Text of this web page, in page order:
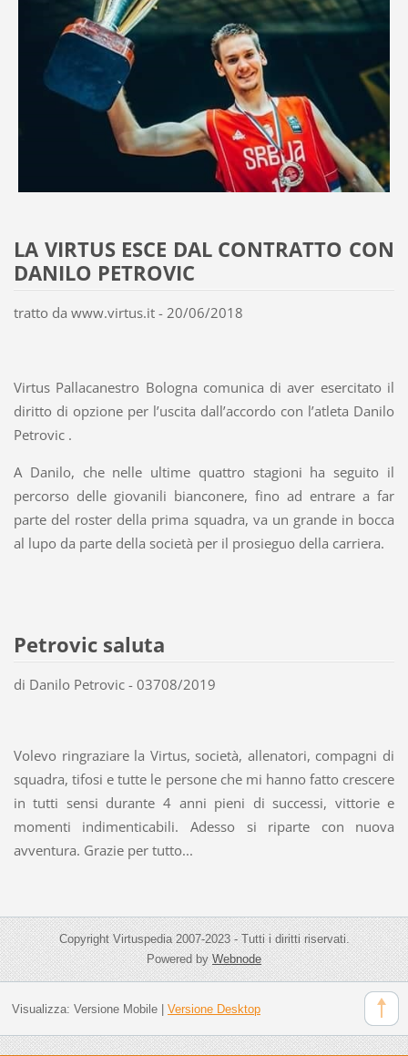
LA VIRTUS ESCE DAL CONTRATTO CON
DANILO PETROVIC
tratto da www.virtus.it - 20/06/2018
Virtus Pallacanestro Bologna comunica di aver esercitato il
diritto di opzione per l’uscita dall’accordo con l’atleta Danilo
Petrovic .
A Danilo, che nelle ultime quattro stagioni ha seguito il
percorso delle giovanili bianconere, fino ad entrare a far
parte del roster della prima squadra, va un grande in bocca
al lupo da parte della società per il prosieguo della carriera.
Petrovic saluta
di Danilo Petrovic - 03708/2019
Volevo ringraziare la Virtus, società, allenatori, compagni di
squadra, tifosi e tutte le persone che mi hanno fatto crescere
in tutti sensi durante 4 anni pieni di successi, vittorie e
momenti indimenticabili. Adesso si riparte con nuova
avventura. Grazie per tutto...
Copyright Virtuspedia 2007-2023 - Tutti i diritti riservati.
Powered byWebnode
Visualizza: Versione Mobile| Versione Desktop